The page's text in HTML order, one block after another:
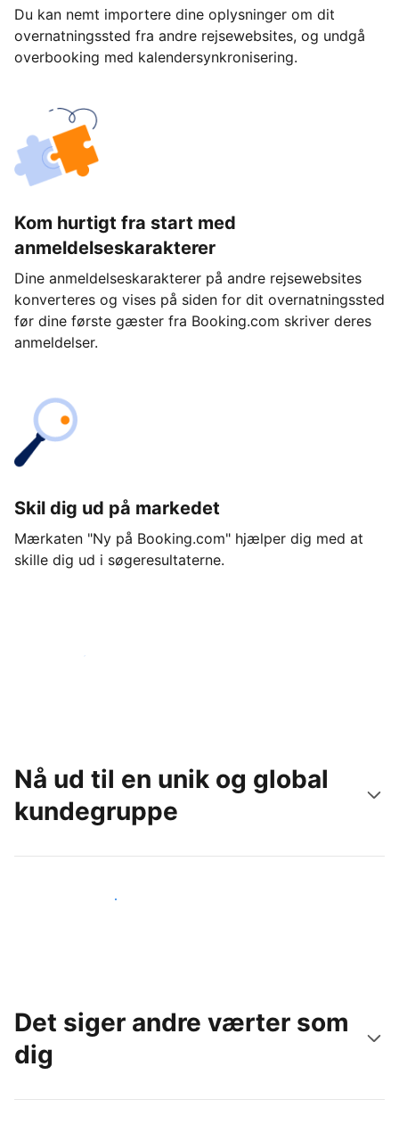
Du kan nemt importere dine oplysninger om dit
overnatningssted fra andre rejsewebsites, og undgå
overbooking med kalendersynkronisering.
Kom hurtigt fra start med
anmeldelseskarakterer
Dine anmeldelseskarakterer på andre rejsewebsites
konverteres og vises på siden for dit overnatningssted
før dine første gæster fra Booking.com skriver deres
anmeldelser.
Skil dig ud på markedet
Mærkaten "Ny på Booking.com" hjælper dig med at
skille dig ud i søgeresultaterne.
Kom i gang i dag
Nå ud til en unik og global
kundegruppe
Nå ud til nye gæster i dag
Det siger andre værter som
dig